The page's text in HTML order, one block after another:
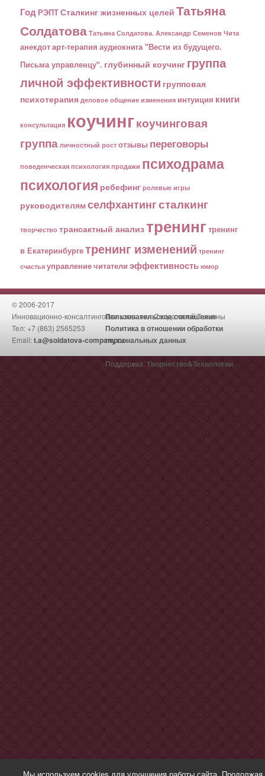
Год РЭПТСталкинг жизненных целей Татьяна
Солдатова Татьяна Солдатова. Александр Семенов Чита
анекдотарт-терапия аудиокнига "Вести из будущего.
Письма управленцу". глубинный коучинг группа
личной эффективности групповая
психотерапия деловое общение изменения интуиция книги
консультация коучингкоучинговая
группа личностный рост отзывы переговоры
поведенческая психология продажи психодрама
психология ребефинг ролевые игры
руководителямселфхантингсталкинг
творчество трансактный анализтренинг тренинг
в Екатеринбургетренинг изменений тренинг
счастья управлениечитатели эффективность юмор
© 2006-2017
Инновационно-консалтинговая компания Солдатовой Татьяны
Тел: +7 (863) 2565253
Email:t.a@soldatova-company.ru
Пользовательское соглашение
Политика в отношении обработки
персональных данных
Поддержка: Творчество&Технологии